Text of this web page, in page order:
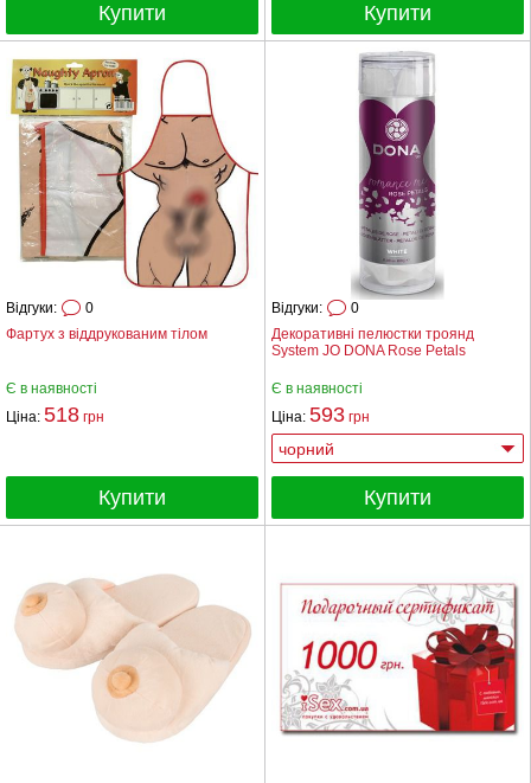
Купити Купити
Фартух з віддрукованим тілом
Відгуки: 0
Є в наявності
Ціна: 518 грн
Купити
Декоративні пелюстки троянд
System JO DONA Rose Petals
Відгуки: 0
Є в наявності
Ціна: 593 грн
Купити